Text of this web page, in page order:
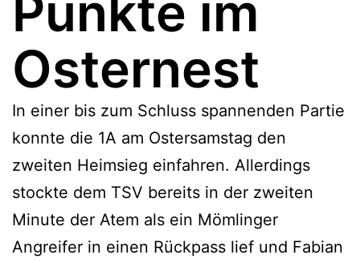
Osternest
In einer bis zum Schluss spannenden Partie
konnte die 1A am Ostersamstag den
zweiten Heimsieg einfahren. Allerdings
stockte dem TSV bereits in der zweiten
Minute der Atem als ein Mömlinger
Angreifer in einen Rückpass lief und Fabian